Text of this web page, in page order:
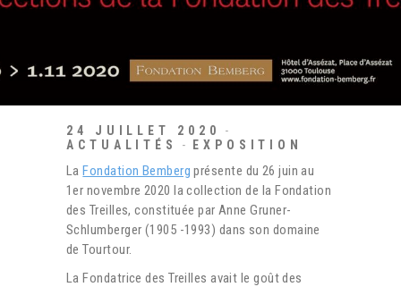
24 JUILLET 2020
ACTUALITÉS
EXPOSITION
LaFondation Bemberg présente du 26 juin au
1er novembre 2020 la collection de la Fondation
des Treilles, constituée par Anne Gruner-
Schlumberger (1905 -1993) dans son domaine
de Tourtour.
La Fondatrice des Treilles avait le goût des